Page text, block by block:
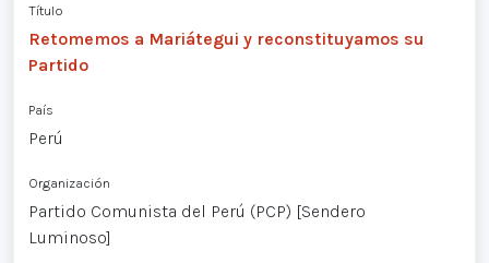
Título
Retomemos a Mariátegui y reconstituyamos su
Partido
País
Perú
Organización
Partido Comunista del Perú (PCP) [Sendero
Luminoso]